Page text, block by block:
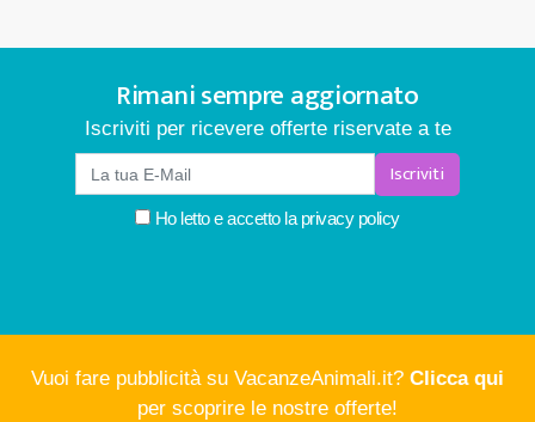
Rimani sempre aggiornato
Iscriviti per ricevere offerte riservate a te
Iscriviti
Ho letto e accetto la privacy policy
Vuoi fare pubblicità su VacanzeAnimali.it? Clicca qui
per scoprire le nostre offerte!